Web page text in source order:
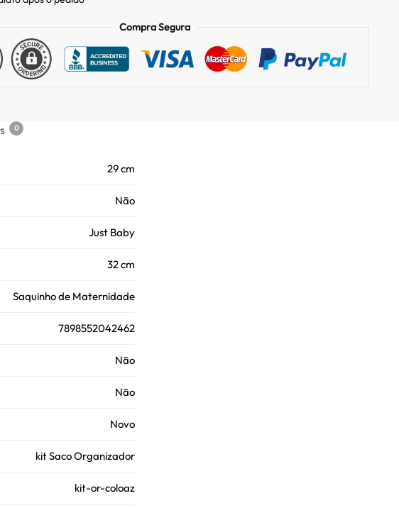
Compra Segura
0
29 cm
Não
Just Baby
32 cm
Saquinho de Maternidade
7898552042462
Não
Não
Novo
kit Saco Organizador
kit-or-coloaz